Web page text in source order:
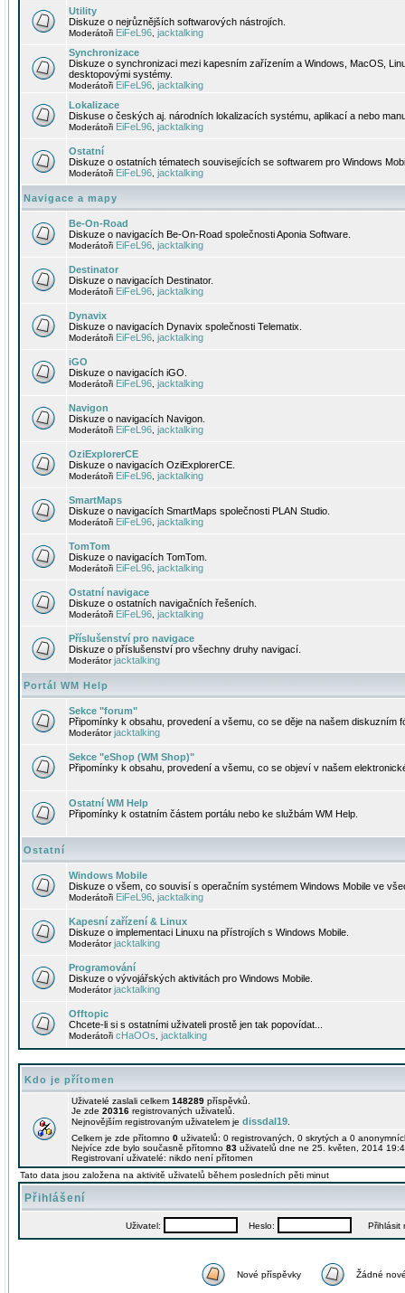
Utility
Diskuze o nejrůznějších softwarových nástrojích.
Moderátoři EiFeL96 jacktalking
Synchronizace
Diskuze o synchronizaci mezi kapesním zařízením a Windows, MacOS,
desktopovými systémy.
Moderátoři EiFeL96 jacktalking
Lokalizace
Diskuse o českých aj. národních lokalizacích systému, aplikací a nebo
Moderátoři EiFeL96 jacktalking
Ostatní
Diskuze o ostatních tématech souvisejících se softwarem pro Windows
Moderátoři EiFeL96 jacktalking
Navigace a mapy
Be-On-Road
Diskuze o navigacích Be-On-Road společnosti Aponia Software.
Moderátoři EiFeL96 jacktalking
Destinator
Diskuze o navigacích Destinator.
Moderátoři EiFeL96 jacktalking
Dynavix
Diskuze o navigacích Dynavix společnosti Telematix.
Moderátoři EiFeL96 jacktalking
iGO
Diskuze o navigacích iGO.
Moderátoři EiFeL96 jacktalking
Navigon
Diskuze o navigacích Navigon.
Moderátoři EiFeL96 jacktalking
OziExplorerCE
Diskuze o navigacích OziExplorerCE.
Moderátoři EiFeL96 jacktalking
SmartMaps
Diskuze o navigacích SmartMaps společnosti PLAN Studio.
Moderátoři EiFeL96 jacktalking
TomTom
Diskuze o navigacích TomTom.
Moderátoři EiFeL96 jacktalking
Ostatní navigace
Diskuze o ostatních navigačních řešeních.
Moderátoři EiFeL96 jacktalking
Příslušenství pro navigace
Diskuze o příslušenství pro všechny druhy navigací.
Moderátorjacktalking
Portál WM Help
Sekce "forum"
Připomínky k obsahu, provedení a všemu, co se děje na našem diskuzním
Moderátorjacktalking
Sekce "eShop (WM Shop)"
Připomínky k obsahu, provedení a všemu, co se objeví v našem
Ostatní WM Help
Připomínky k ostatním částem portálu nebo ke službám WM Help.
Ostatní
Windows Mobile
Diskuze o všem, co souvisí s operačním systémem Windows Mobile ve
Moderátoři EiFeL96 jacktalking
Kapesní zařízení & Linux
Diskuze o implementaci Linuxu na přístrojích s Windows Mobile.
Moderátorjacktalking
Programování
Diskuze o vývojářských aktivitách pro Windows Mobile.
Moderátorjacktalking
Offtopic
Chcete-li si s ostatními uživateli prostě jen tak popovídat...
Moderátoři cHaOOs jacktalking
Kdo je přítomen
Uživatelé zaslali celkem 148289 příspěvků.
Je zde 20316 registrovaných uživatelů.
Nejnovějším registrovaným uživatelem je dissdal19
Celkem je zde přítomno 0 uživatelů: 0 registrovaných, 0 skrytých a 0
Nejvíce zde bylo současně přítomno 83 uživatelů dne ne 25. květen, 2014
Registrovaní uživatelé: nikdo není přítomen
Tato data jsou založena na aktivitě uživatelů během posledních pěti minut
Přihlášení
Uživatel: Heslo: Přihlásit
Nové příspěvky Žádné